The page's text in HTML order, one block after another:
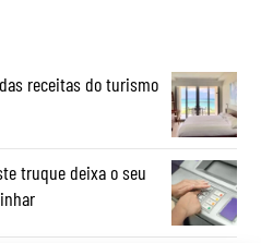
receitas do turismo
truque deixa o seu